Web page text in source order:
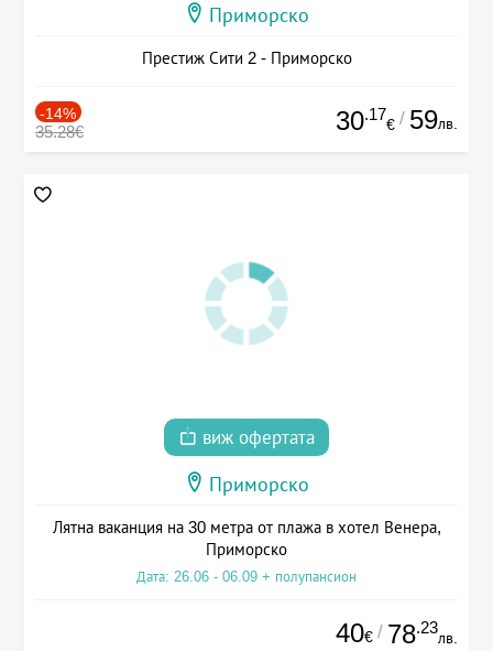
Приморско
Престиж Сити 2 - Приморско
-14%
35.28€ 30.17
€ / 59лв.
виж офертата
Приморско
Лятна ваканция на 30 метра от плажа в хотел Венера,
Приморско
Дата: 26.06 - 06.09 + полупансион
40€ / 78.23
лв.